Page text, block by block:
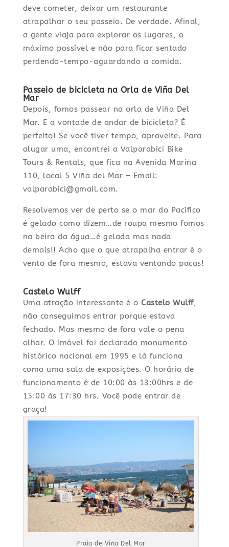
deve cometer, deixar um restaurante
atrapalhar o seu passeio. De verdade. Afinal,
a gente viaja para explorar os lugares, o
máximo possível e não para ficar sentado
perdendo-tempo-aguardando a comida.
Passeio de bicicleta na Orla de Viña Del
Mar
Depois, fomos passear na orla de Viña Del
Mar. E a vontade de andar de bicicleta? É
perfeito! Se você tiver tempo, aproveite. Para
alugar uma, encontrei a Valparabici Bike
Tours & Rentals, que fica na Avenida Marina
110, local 5 Viña del Mar – Email:
valparabici@gmail.com.
Resolvemos ver de perto se o mar do Pacífico
é gelado como dizem…de roupa mesmo fomos
na beira da água…é gelada mas nada
demais!! Acho que o que atrapalha entrar é o
vento de fora mesmo, estava ventando pacas!
Castelo Wulff
Uma atração interessante é oCastelo Wulff,
não conseguimos entrar porque estava
fechado. Mas mesmo de fora vale a pena
olhar. O imóvel foi declarado monumento
histórico nacional em 1995 e lá funciona
como uma sala de exposições. O horário de
funcionamento é de 10:00 às 13:00hrs e de
15:00 às 17:30 hrs. Você pode entrar de
graça!
Praia de Viña Del Mar